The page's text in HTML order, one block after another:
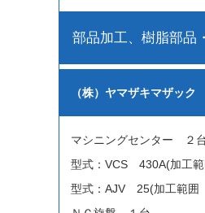
部品加工、樹脂部品
（株）ヤマザキマザック
マシニングセンター ２
型式：VCS 430A(加工
型式：AJV 25(加工範囲